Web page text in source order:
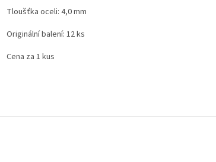
Tloušťka oceli: 4,0 mm
Originální balení: 12 ks
Cena za 1 kus